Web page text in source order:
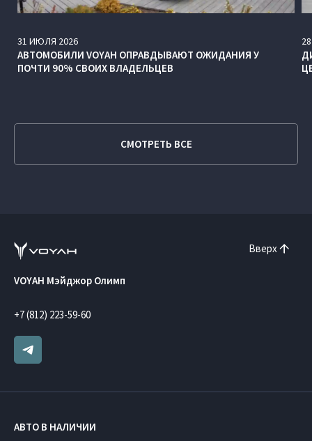
31 ИЮЛЯ 2026
АВТОМОБИЛИ VOYAH ОПРАВДЫВАЮТ ОЖИДАНИЯ У
ПОЧТИ 90% СВОИХ ВЛАДЕЛЬЦЕВ
28
СМОТРЕТЬ ВСЕ
Вверх
VOYAH Мэйджор Олимп
+7 (812) 223-59-60
АВТО В НАЛИЧИИ